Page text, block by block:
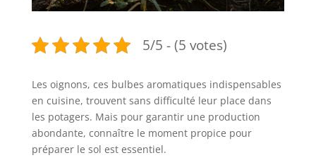
5/5 - (5 votes)
Les oignons, ces bulbes aromatiques indispensables
en cuisine, trouvent sans difficulté leur place dans
les potagers. Mais pour garantir une production
abondante, connaître le moment propice pour
préparer le sol est essentiel.